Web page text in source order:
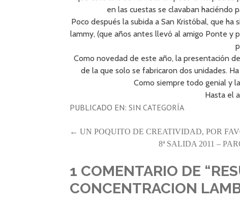
en las cuestas se clavaban haciéndo
Poco después la subida a San Kristóbal, que ha
lammy, (que años antes llevó al amigo Ponte y
Como novedad de este año, la presentación
de la que solo se fabricaron dos unidades.
Como siempre todo genial y
Hasta el
PUBLICADO EN:SIN CATEGORÍA
NAVEGACIÓN
ENTRADAS
← UN POQUITO DE CREATIVIDAD, POR
8ª SALIDA 2011 –
1 COMENTARIO DE
CONCENTRACION